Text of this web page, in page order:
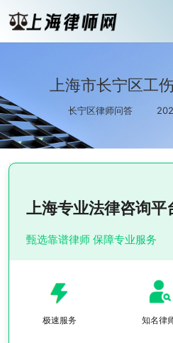
上海市长宁区工
长宁区律师问答
上海专业法律咨询平
甄选靠谱律师 保障专业服务
极速服务 知名律